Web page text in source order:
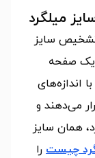
میلگرد
سایز
یک صفحه
اندازه‌های
می‌دهند و
همان سایز
چیست را